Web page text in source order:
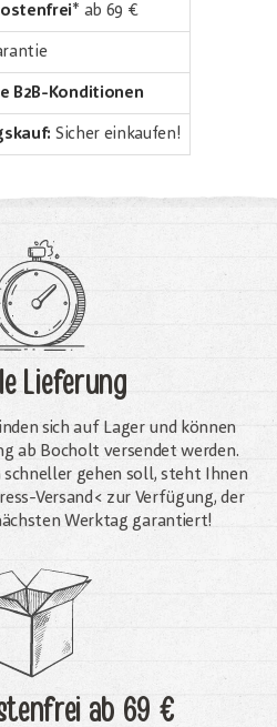
* ab 69 €
B2B-Konditionen
Sicher einkaufen!
Lieferung
sich auf Lager und können
ab Bocholt versendet werden.
schneller gehen soll, steht Ihnen
Versand< zur Verfügung, der
Werktag garantiert!
ab 69 €